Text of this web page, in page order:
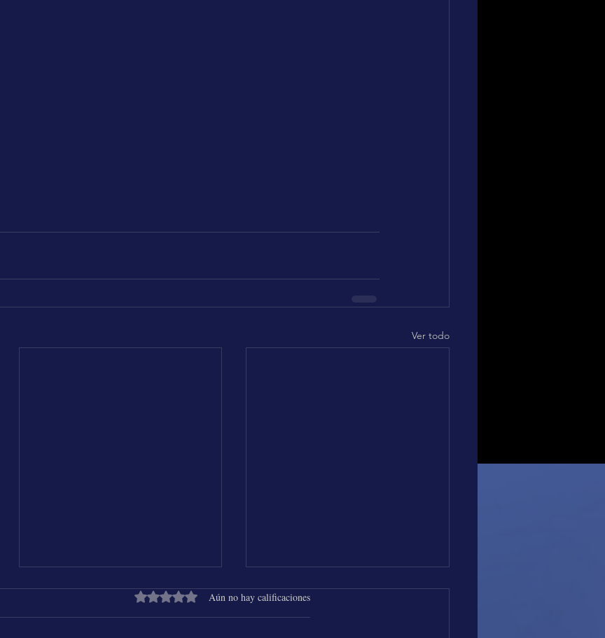
Ver todo
Obtuvo 0 de 5 estrellas.
Aún no hay calificaciones